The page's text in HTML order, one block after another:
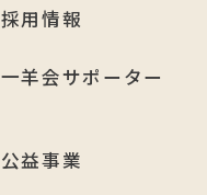
採用情報
一羊会サポーター
公益事業